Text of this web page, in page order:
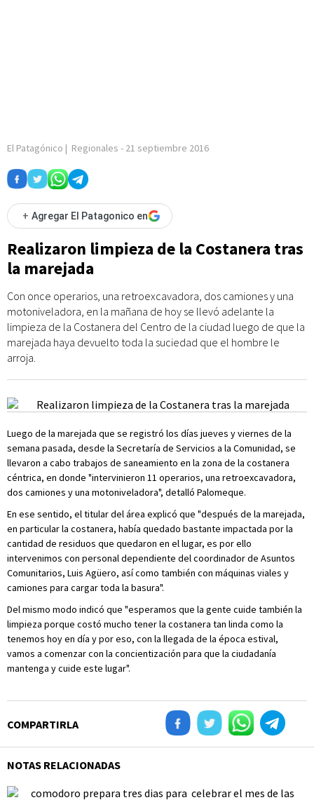
El Patagónico | Regionales - 21 septiembre 2016
+ Agregar El Patagonico en
Realizaron limpieza de la Costanera tras
la marejada
Con once operarios, una retroexcavadora, dos camiones y una
motoniveladora, en la mañana de hoy se llevó adelante la
limpieza de la Costanera del Centro de la ciudad luego de que la
marejada haya devuelto toda la suciedad que el hombre le
arroja.
Luego de la marejada que se registró los días jueves y viernes de la
semana pasada, desde la Secretaría de Servicios a la Comunidad, se
llevaron a cabo trabajos de saneamiento en la zona de la costanera
céntrica, en donde "intervinieron 11 operarios, una retroexcavadora,
dos camiones y una motoniveladora", detalló Palomeque.
En ese sentido, el titular del área explicó que "después de la marejada,
en particular la costanera, había quedado bastante impactada por la
cantidad de residuos que quedaron en el lugar, es por ello
intervenimos con personal dependiente del coordinador de Asuntos
Comunitarios, Luis Agüero, así como también con máquinas viales y
camiones para cargar toda la basura".
Del mismo modo indicó que "esperamos que la gente cuide también la
limpieza porque costó mucho tener la costanera tan linda como la
tenemos hoy en día y por eso, con la llegada de la época estival,
vamos a comenzar con la concientización para que la ciudadanía
mantenga y cuide este lugar".
COMPARTIRLA
NOTAS RELACIONADAS